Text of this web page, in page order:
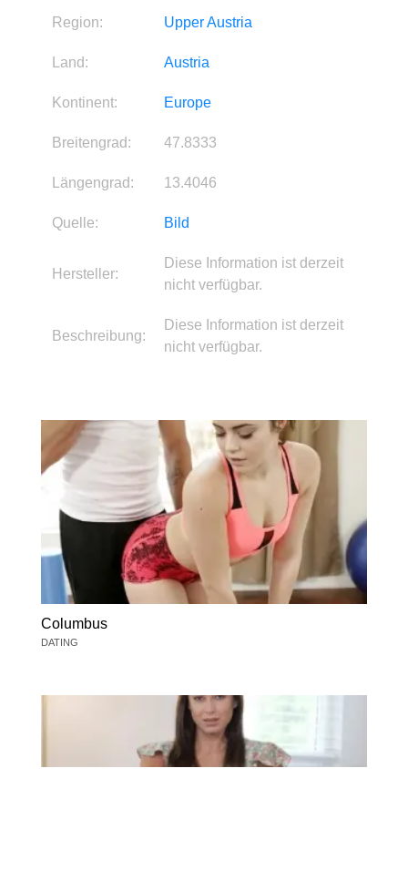
Region: Upper Austria
Land: Austria
Kontinent: Europe
Breitengrad: 47.8333
Längengrad: 13.4046
Quelle: Bild
Hersteller:
Diese Information ist derzeit
nicht verfügbar.
Beschreibung:
Diese Information ist derzeit
nicht verfügbar.
Columbus
DATING